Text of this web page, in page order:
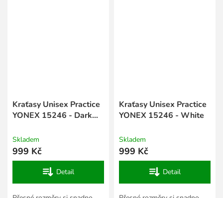
Kraťasy Unisex Practice
YONEX 15246 - Dark
Skladem
999 Kč
Detail
Kraťasy Unisex Practice
YONEX 15246 - White
Skladem
999 Kč
Detail